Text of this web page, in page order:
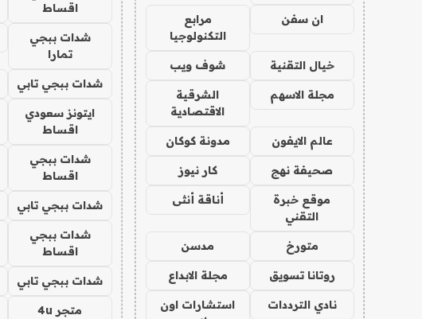
ان سفن
مرابع
التكنولوجيا
خيال التقنية شوف ويب
مجلة الاسهم
الشرقية
الاقتصادية
عالم الايفون مدونة كوكان
صحيفة نهج كار نيوز
موقع خبرة
التقني
أناقة أنثى
متورخ مدسن
روتانا تسويق مجلة الابداع
نادي الترددات
استشارات اون
اقساط
شدات ببجي
تمارا
شدات ببجي تابي
ايتونز سعودي
اقساط
شدات ببجي
اقساط
شدات ببجي تابي
شدات ببجي
اقساط
شدات ببجي تابي
متجر 4u